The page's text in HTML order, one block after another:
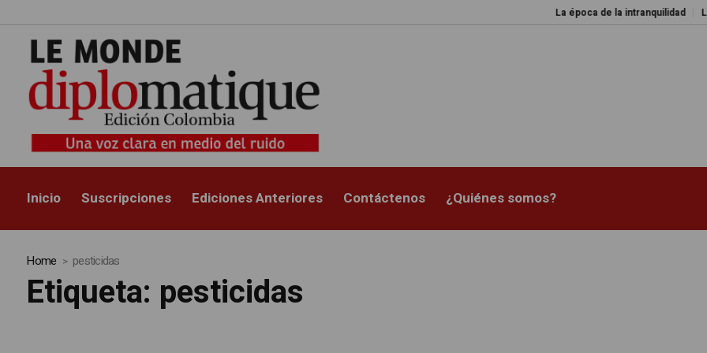
La época de la intranquilidad Los
Inicio Suscripciones Ediciones Anteriores Contáctenos ¿Quiénes somos?
Home pesticidas
Etiqueta: pesticidas